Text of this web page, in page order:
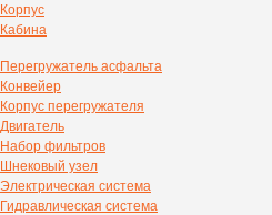
Корпус
Кабина
Перегружатель асфальта
Конвейер
Корпус перегружателя
Двигатель
Набор фильтров
Шнековый узел
Электрическая система
Гидравлическая система